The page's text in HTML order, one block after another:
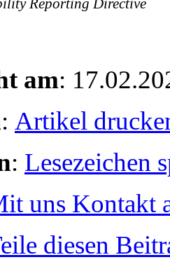
Reporting Directive
am:
: Artikel
: Lesezeichen
uns Kontakt
diesen